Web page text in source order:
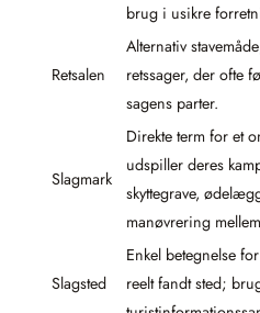
brug i usikre
Retsalen
Alternativ
retssager, der ofte
sagens parter.
Slagmark
Direkte term for et
udspiller deres
skyttegrave,
manøvrering
Slagsted
Enkel betegnelse
reelt fandt sted;